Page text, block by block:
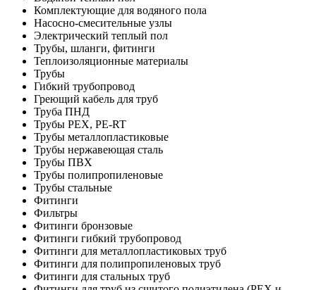
Комплектующие для водяного пола
Насосно-смесительные узлы
Электрический теплый пол
Трубы, шланги, фитинги
Теплоизоляционные материалы
Трубы
Гибкий трубопровод
Греющий кабель для труб
Труба ПНД
Трубы PEX, PE-RT
Трубы металлопластиковые
Трубы нержавеющая сталь
Трубы ПВХ
Трубы полипропиленовые
Трубы стальные
Фитинги
Фильтры
Фитинги бронзовые
Фитинги гибкий трубопровод
Фитинги для металлопластиковых труб
Фитинги для полипропиленовых труб
Фитинги для стальных труб